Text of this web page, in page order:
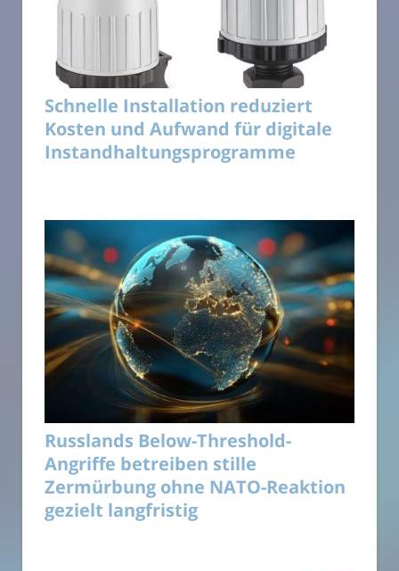
Schnelle Installation reduziert
Kosten und Aufwand für digitale
Instandhaltungsprogramme
Russlands Below-Threshold-
Angriffe betreiben stille
Zermürbung ohne NATO-Reaktion
gezielt langfristig